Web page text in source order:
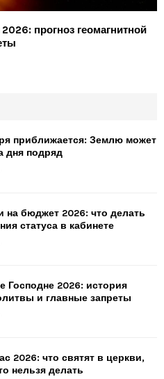
прогноз геомагнитной
приближается: Землю может
дня подряд
на бюджет 2026: что делать
статуса в кабинете
Господне 2026: история
и главные запреты
2026: что святят в церкви,
нельзя делать